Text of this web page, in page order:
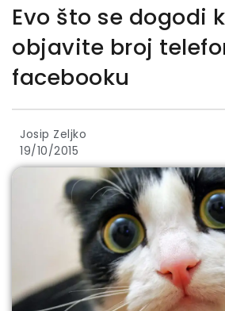
Evo što se dogodi
objavite broj
facebooku
Josip Zeljko
19/10/2015